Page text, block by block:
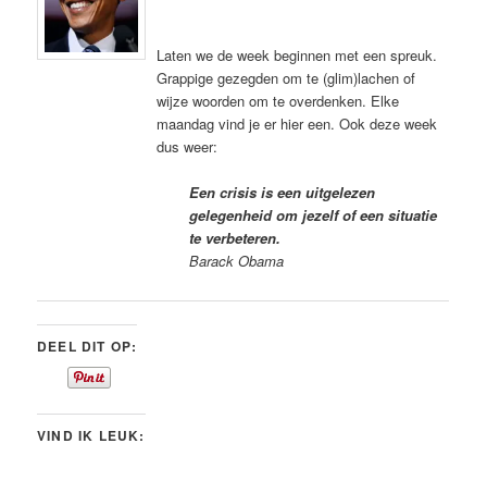
Laten we de week beginnen met een spreuk.
Grappige gezegden om te (glim)lachen of
wijze woorden om te overdenken. Elke
maandag vind je er hier een. Ook deze week
dus weer:
Een crisis is een uitgelezen
gelegenheid om jezelf of een situatie
te verbeteren.
Barack Obama
DEEL DIT OP:
VIND IK LEUK: